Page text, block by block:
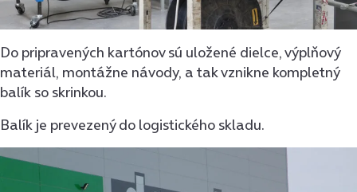
Do pripravených kartónov sú uložené dielce, výplňový
materiál, montážne návody, a tak vznikne kompletný
balík so skrinkou.
Balík je prevezený do logistického skladu.